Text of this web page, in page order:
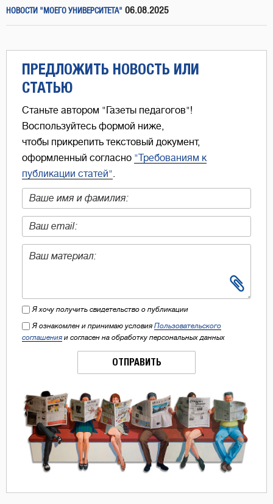
НОВОСТИ "МОЕГО УНИВЕРСИТЕТА" 06.08.2025
ПРЕДЛОЖИТЬ НОВОСТЬ ИЛИ
СТАТЬЮ
Станьте автором "Газеты педагогов"!
Воспользуйтесь формой ниже,
чтобы прикрепить текстовый документ,
оформленный согласно "Требованиям к
публикации статей"
Я хочу получить свидетельство о публикации
Я ознакомлен и принимаю условия Пользовательского
соглашения и согласен на обработку персональных данных
ОТПРАВИТЬ